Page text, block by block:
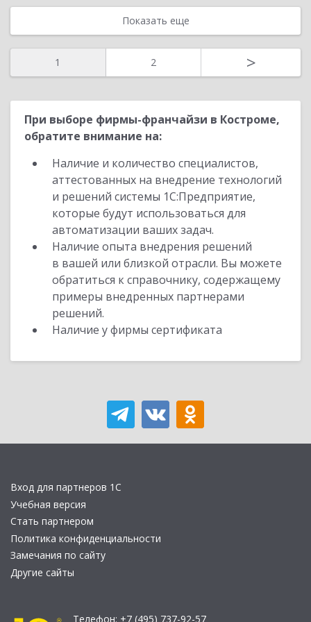
Показать еще
1 2 >
При выборе фирмы-франчайзи в Костроме,
обратите внимание на:
Наличие и количество специалистов,
аттестованных на внедрение технологий
и решений системы 1С:Предприятие,
которые будут использоваться для
автоматизации ваших задач.
Наличие опыта внедрения решений
в вашей или близкой отрасли. Вы можете
обратиться к справочнику, содержащему
примеры внедренных партнерами
решений.
Наличие у фирмы сертификата
Вход для партнеров 1С
Учебная версия
Стать партнером
Политика конфиденциальности
Замечания по сайту
Другие сайты
Телефон: +7 (495) 737-92-57